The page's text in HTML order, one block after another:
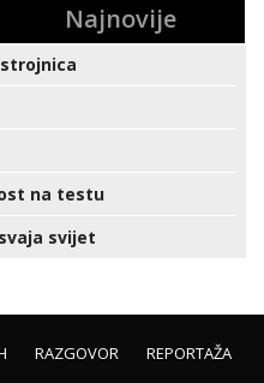
Najnovije
na testu
svijet
RAZGOVOR
REPORTAŽA